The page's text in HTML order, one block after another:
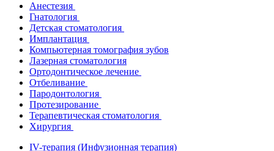
Анестезия
Гнатология
Детская стоматология
Имплантация
Компьютерная томография зубов
Лазерная стоматология
Ортодонтическое лечение
Отбеливание
Пародонтология
Протезирование
Терапевтическая стоматология
Хирургия
IV-терапия (Инфузионная терапия)